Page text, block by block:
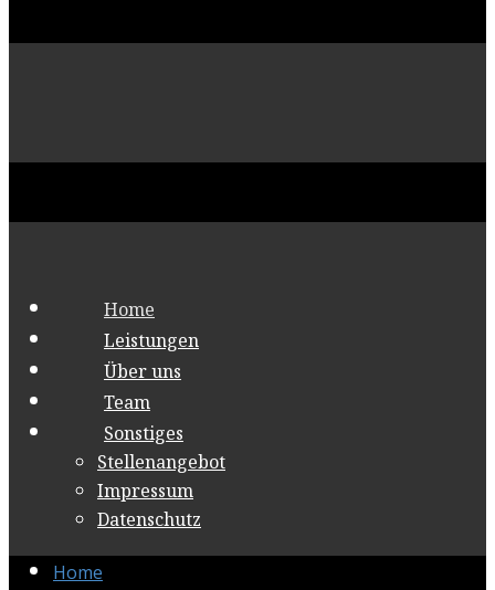
Home
Leistungen
Über uns
Team
Sonstiges
Stellenangebot
Impressum
Datenschutz
Home